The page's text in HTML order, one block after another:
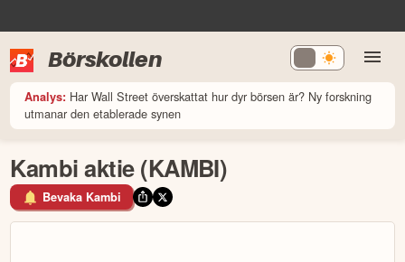
Börskollen
Analys: Har Wall Street överskattat hur dyr börsen är? Ny forskning
utmanar den etablerade synen
Kambi aktie (KAMBI)
Bevaka Kambi